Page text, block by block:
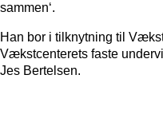
sammen‘.
Han bor i tilknytning til
Vækstcenterets faste
Jes Bertelsen.